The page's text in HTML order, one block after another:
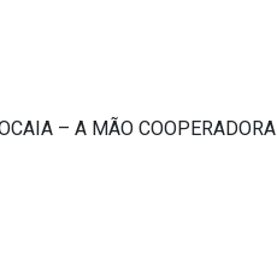
– A MÃO COOPERADORA